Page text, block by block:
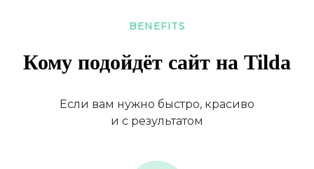
BENEFITS
Кому подойдёт сайт на Tilda
Если вам нужно быстро, красиво
и с результатом
или 2 000 ₽/час
Заказать